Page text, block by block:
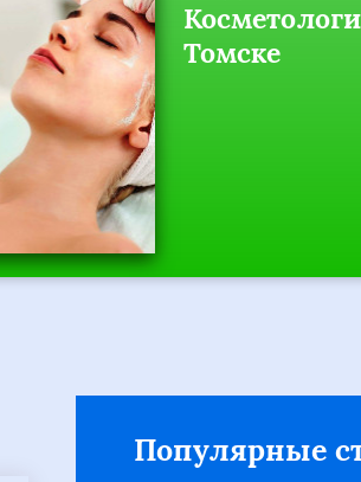
Косметологии
Томске
Популярные